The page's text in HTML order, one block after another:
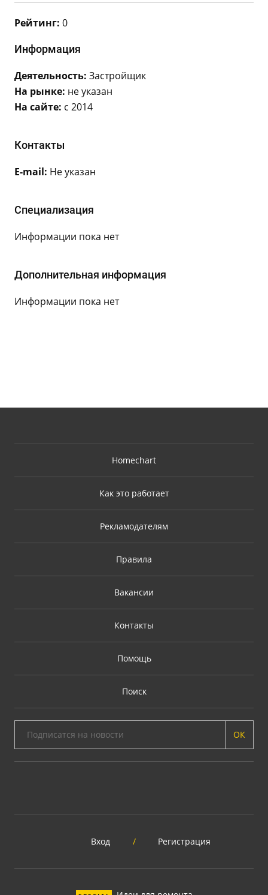
Рейтинг: 0
Информация
Деятельность: Застройщик
На рынке: не указан
На сайте: с 2014
Контакты
E-mail: Не указан
Специализация
Информации пока нет
Дополнительная информация
Информации пока нет
Homechart
Как это работает
Рекламодателям
Правила
Вакансии
Контакты
Помощь
Поиск
ОК
Вход / Регистрация